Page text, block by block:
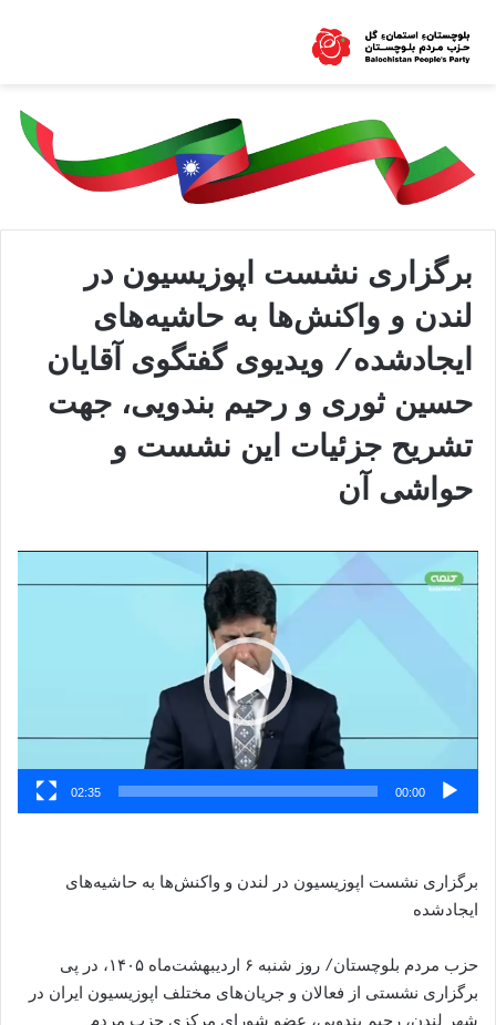
برگزاری نشست اپوزیسیون در
لندن و واکنش‌ها به حاشیه‌های
ایجادشده/ ویدیوی گفتگوی آقایان
حسین ثوری و رحیم بندویی، جهت
تشریح جزئیات این نشست و
حواشی آن
نمایشگر
ویدیو
00:00
02:35
برگزاری نشست اپوزیسیون در لندن و واکنش‌ها به حاشیه‌های
ایجادشده
حزب مردم بلوچستان/ روز شنبه ۶ اردیبهشت‌ماه ۱۴۰۵، در پی
برگزاری نشستی از فعالان و جریان‌های مختلف اپوزیسیون ایران در
شهر لندن، رحیم بندویی، عضو شورای مرکزی حزب مردم